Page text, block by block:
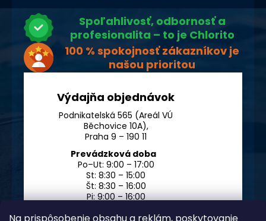
Spoľahlivosť, odbornosť a
profesionalita – to je Chlorito
100 % spokojnosť zákazníkov je
našou prioritou
Výdajňa objednávok
Podnikatelská 565 (Areál VÚ
Běchovice 10A),
Praha 9 – 190 11
Prevádzková doba
Po–Ut: 9:00 – 17:00
St: 8:30 – 15:00
Št: 8:30 – 16:00
Pi: 9:00 – 16:00